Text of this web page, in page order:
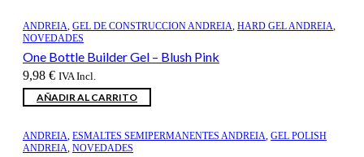
ANDREIA, GEL DE CONSTRUCCION ANDREIA, HARD GEL ANDREIA,
NOVEDADES
One Bottle Builder Gel – Blush Pink
9,98 € IVA Incl.
AÑADIR AL CARRITO
ANDREIA, ESMALTES SEMIPERMANENTES ANDREIA, GEL POLISH
ANDREIA, NOVEDADES